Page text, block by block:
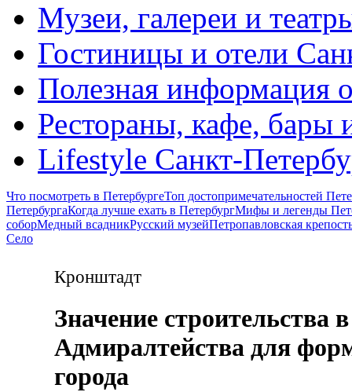
Музеи, галереи и
Гостиницы и отели
Полезная информация
Рестораны, кафе, бары
Lifestyle Санкт-
Что посмотреть в ПетербургеТоп достопримечательностей
ПетербургаКогда лучше ехать в ПетербургМифы и легенды
соборМедный всадникРусский музейПетропавловская
Село
Кронштадт
Значение строительства
Адмиралтейства для
города